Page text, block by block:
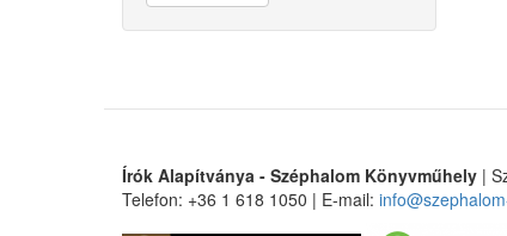
Írók Alapítványa - Széphalom Könyvműhely |
Telefon: +36 1 618 1050 | E-mail: